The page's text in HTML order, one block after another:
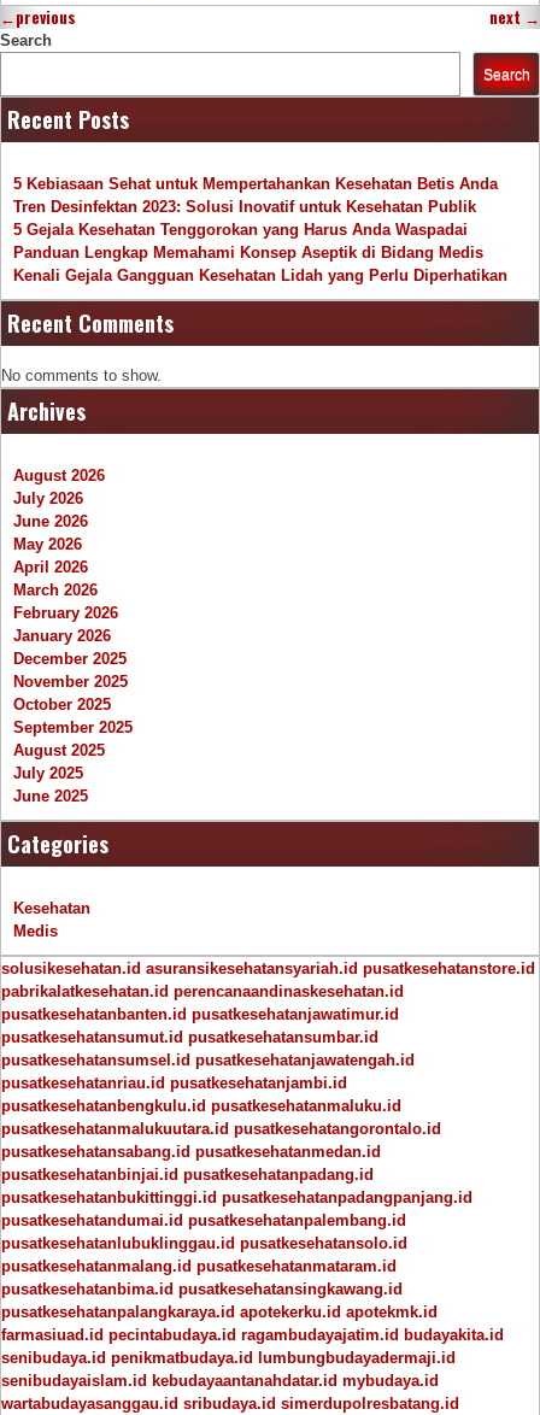
←previous next →
Search
Search
Recent Posts
5 Kebiasaan Sehat untuk Mempertahankan Kesehatan Betis Anda
Tren Desinfektan 2023: Solusi Inovatif untuk Kesehatan Publik
5 Gejala Kesehatan Tenggorokan yang Harus Anda Waspadai
Panduan Lengkap Memahami Konsep Aseptik di Bidang Medis
Kenali Gejala Gangguan Kesehatan Lidah yang Perlu Diperhatikan
Recent Comments
No comments to show.
Archives
August 2026
July 2026
June 2026
May 2026
April 2026
March 2026
February 2026
January 2026
December 2025
November 2025
October 2025
September 2025
August 2025
July 2025
June 2025
Categories
Kesehatan
Medis
solusikesehatan.id asuransikesehatansyariah.id pusatkesehatanstore.id
pabrikalatkesehatan.id perencanaandinaskesehatan.id
pusatkesehatanbanten.id pusatkesehatanjawatimur.id
pusatkesehatansumut.id pusatkesehatansumbar.id
pusatkesehatansumsel.id pusatkesehatanjawatengah.id
pusatkesehatanriau.id pusatkesehatanjambi.id
pusatkesehatanbengkulu.id pusatkesehatanmaluku.id
pusatkesehatanmalukuutara.id pusatkesehatangorontalo.id
pusatkesehatansabang.id pusatkesehatanmedan.id
pusatkesehatanbinjai.id pusatkesehatanpadang.id
pusatkesehatanbukittinggi.id pusatkesehatanpadangpanjang.id
pusatkesehatandumai.id pusatkesehatanpalembang.id
pusatkesehatanlubuklinggau.id pusatkesehatansolo.id
pusatkesehatanmalang.id pusatkesehatanmataram.id
pusatkesehatanbima.id pusatkesehatansingkawang.id
pusatkesehatanpalangkaraya.id apotekerku.id apotekmk.id
farmasiuad.id pecintabudaya.id ragambudayajatim.id budayakita.id
senibudaya.id penikmatbudaya.id
lumbungbudayadermaji.id
senibudayaislam.id kebudayaantanahdatar.id mybudaya.id
wartabudayasanggau.id sribudaya.id simerdupolresbatang.id